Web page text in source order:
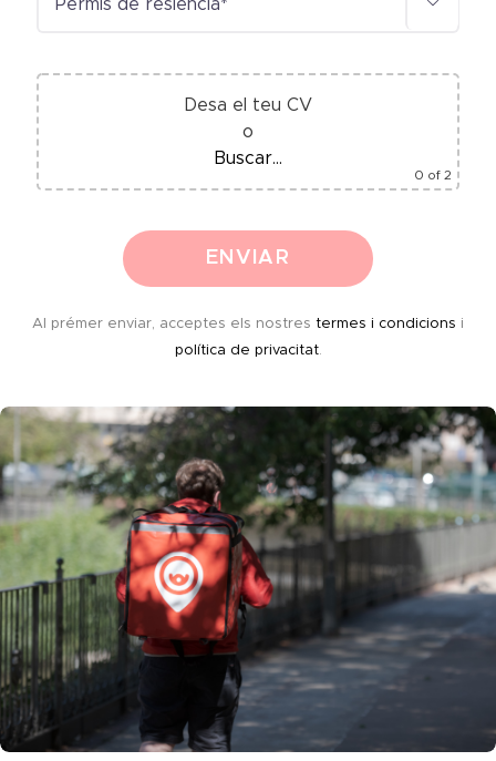
Desa el teu CV
o
Buscar...
0 of 2
Al prémer enviar, acceptes els nostres termes i condicions i
política de privacitat.